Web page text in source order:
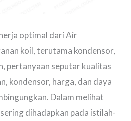
optimal dari Air
koil, terutama kondensor,
pertanyaan seputar kualitas
kondensor, harga, dan daya
Dalam melihat
dihadapkan pada istilah-